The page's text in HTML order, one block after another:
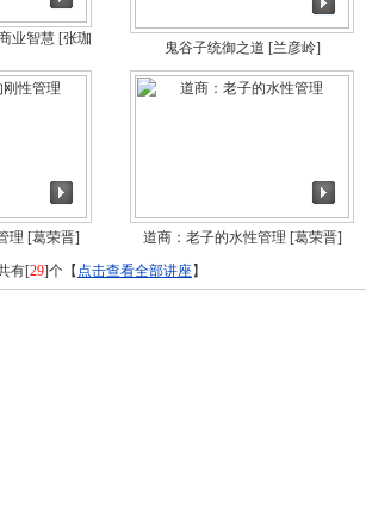
业智慧[张珈
鬼谷子统御之道 [兰彦岭]
理 [葛荣晋] 道商：老子的水性管理 [葛荣晋]
有[29]个【 点击查看全部讲座】